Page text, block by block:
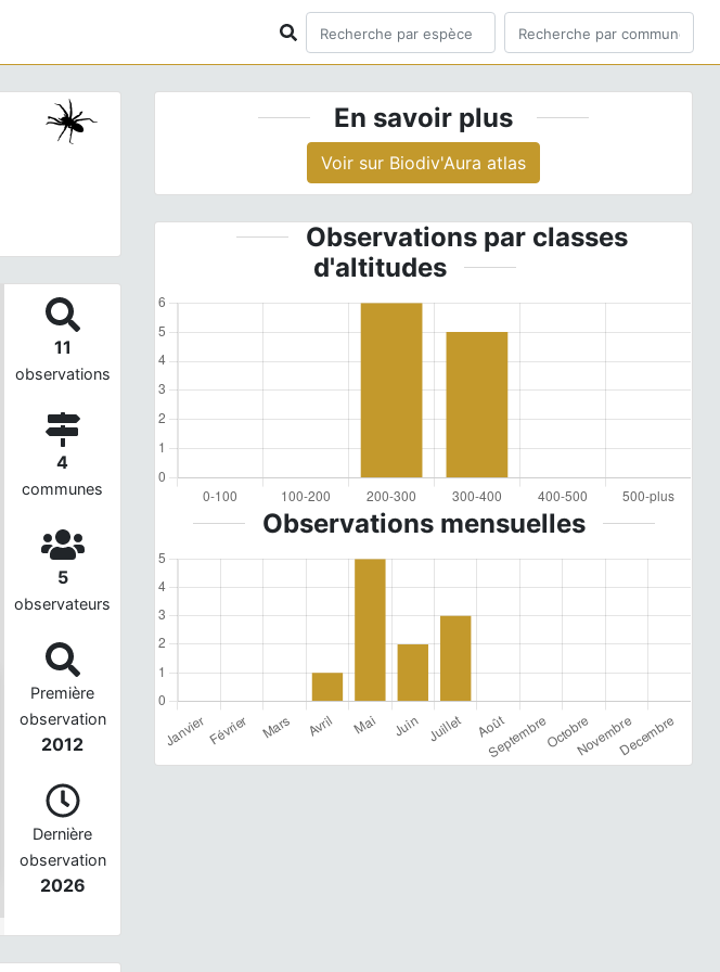
11
observations
4
communes
5
observateurs
Première
observation
2012
Dernière
observation
2026
En savoir plus
Voir sur Biodiv'Aura atlas
Observations par classes
d'altitudes
Observations mensuelles